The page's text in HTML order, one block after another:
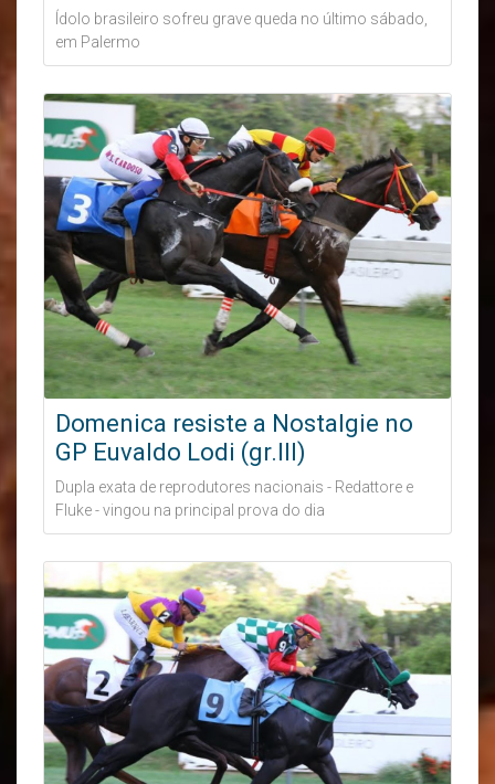
Ídolo brasileiro sofreu grave queda no último sábado,
em Palermo
Domenica resiste a Nostalgie no
GP Euvaldo Lodi (gr.III)
Dupla exata de reprodutores nacionais - Redattore e
Fluke - vingou na principal prova do dia